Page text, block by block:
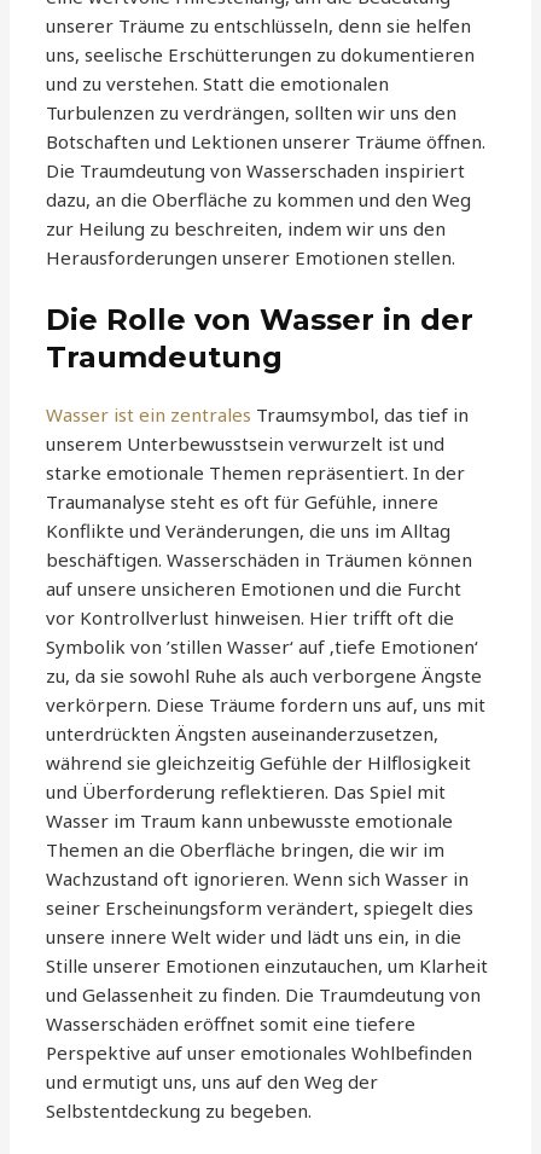
unserer Träume zu entschlüsseln, denn sie helfen
uns, seelische Erschütterungen zu dokumentieren
und zu verstehen. Statt die emotionalen
Turbulenzen zu verdrängen, sollten wir uns den
Botschaften und Lektionen unserer Träume öffnen.
Die Traumdeutung von Wasserschaden inspiriert
dazu, an die Oberfläche zu kommen und den Weg
zur Heilung zu beschreiten, indem wir uns den
Herausforderungen unserer Emotionen stellen.
Die Rolle von Wasser in der
Traumdeutung
Wasser ist ein zentrales Traumsymbol, das tief in
unserem Unterbewusstsein verwurzelt ist und
starke emotionale Themen repräsentiert. In der
Traumanalyse steht es oft für Gefühle, innere
Konflikte und Veränderungen, die uns im Alltag
beschäftigen. Wasserschäden in Träumen können
auf unsere unsicheren Emotionen und die Furcht
vor Kontrollverlust hinweisen. Hier trifft oft die
Symbolik von ’stillen Wasser‘ auf ‚tiefe Emotionen‘
zu, da sie sowohl Ruhe als auch verborgene Ängste
verkörpern. Diese Träume fordern uns auf, uns mit
unterdrückten Ängsten auseinanderzusetzen,
während sie gleichzeitig Gefühle der Hilflosigkeit
und Überforderung reflektieren. Das Spiel mit
Wasser im Traum kann unbewusste emotionale
Themen an die Oberfläche bringen, die wir im
Wachzustand oft ignorieren. Wenn sich Wasser in
seiner Erscheinungsform verändert, spiegelt dies
unsere innere Welt wider und lädt uns ein, in die
Stille unserer Emotionen einzutauchen, um Klarheit
und Gelassenheit zu finden. Die Traumdeutung von
Wasserschäden eröffnet somit eine tiefere
Perspektive auf unser emotionales Wohlbefinden
und ermutigt uns, uns auf den Weg der
Selbstentdeckung zu begeben.